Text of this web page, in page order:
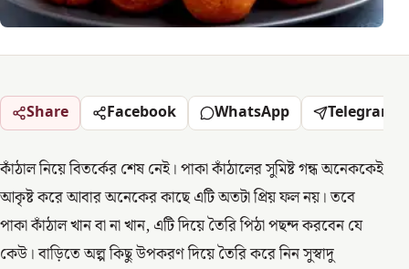
Share Facebook WhatsApp Telegram
কাঁঠাল নিয়ে বিতর্কের শেষ নেই। পাকা কাঁঠালের সুমিষ্ট গন্ধ অনেককেই
আকৃষ্ট করে আবার অনেকের কাছে এটি অতটা প্রিয় ফল নয়। তবে
পাকা কাঁঠাল খান বা না খান, এটি দিয়ে তৈরি পিঠা পছন্দ করবেন যে
কেউ। বাড়িতে অল্প কিছু উপকরণ দিয়ে তৈরি করে নিন সুস্বাদু